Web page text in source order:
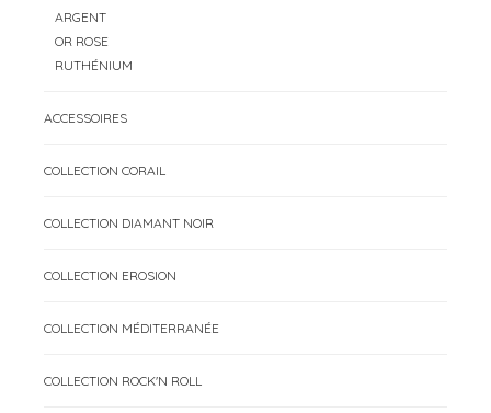
ARGENT
OR ROSE
RUTHÉNIUM
ACCESSOIRES
COLLECTION CORAIL
COLLECTION DIAMANT NOIR
COLLECTION EROSION
COLLECTION MÉDITERRANÉE
COLLECTION ROCK'N ROLL